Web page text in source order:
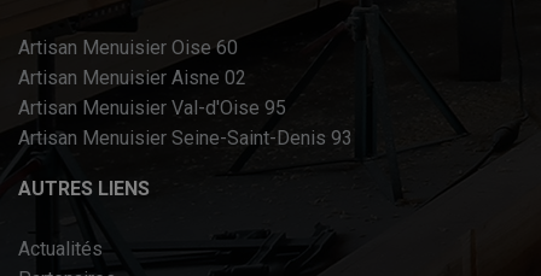
Artisan Menuisier Oise 60
Artisan Menuisier Aisne 02
Artisan Menuisier Val-d'Oise 95
Artisan Menuisier Seine-Saint-Denis 93
AUTRES LIENS
Actualités